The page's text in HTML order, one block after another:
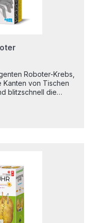
mit Getriebe, 1
2
Roboter-Krebs,
Kanten von Tischen
blitzschnell die
und beobachte
Dieses clevere
Beine, Transparente
Schraube mit
2 Greifer,
2
aber nicht
und ein kleiner
8+